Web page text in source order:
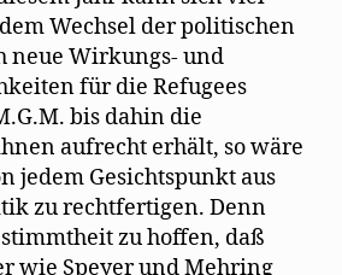
Wechsel der politischen
neue Wirkungs- und
für die Refugees
bis dahin die
aufrecht erhält, so wäre
jedem Gesichtspunkt aus
zu rechtfertigen. Denn
zu hoffen, daß
wie Speyer und Mehring